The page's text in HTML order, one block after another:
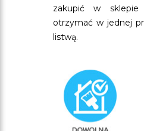
zakupić w sklepie
otrzymać w jednej
listwą.